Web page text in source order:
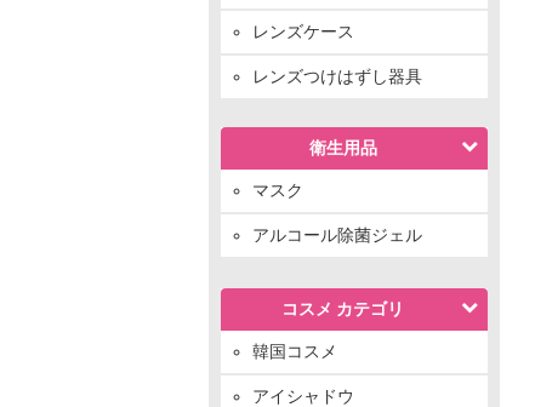
レンズケース
レンズつけはずし器具
衛生用品
マスク
アルコール除菌ジェル
コスメ カテゴリ
韓国コスメ
アイシャドウ